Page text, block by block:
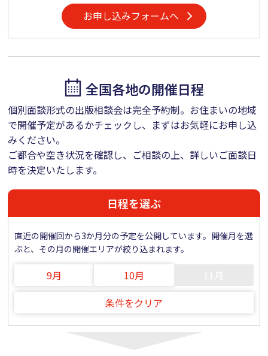
お申し込みフォームへ
全国各地の開催日程
個別面談形式の出版相談会は完全予約制。お住まいの地域
で開催予定があるかチェックし、まずはお気軽にお申し込
みください。
ご都合や空き状況を確認し、ご相談の上、詳しいご面談日
時を決定いたします。
日程を選ぶ
直近の開催回から3か月分の予定を公開しています。開催月を選
ぶと、その月の開催エリアが絞り込まれます。
9月 10月
条件をクリア